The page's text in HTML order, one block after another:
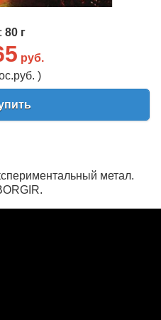
80 г
руб.
)
метал.